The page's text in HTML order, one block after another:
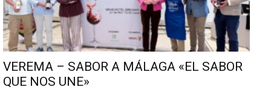
VEREMA – SABOR A MÁLAGA «EL SABOR
QUE NOS UNE»